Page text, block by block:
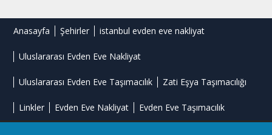
Anasayfa Şehirler istanbul evden eve nakliyat
Uluslararası Evden Eve Nakliyat
Uluslararası Evden Eve Taşımacılık Zati Eşya Taşımacılığı
Linkler Evden Eve Nakliyat Evden Eve Taşımacılık